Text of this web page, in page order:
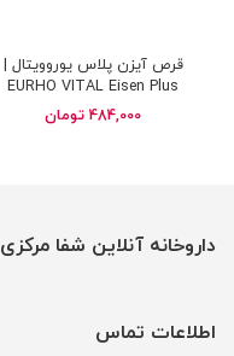
قرص آیزن پلاس یوروویتال |
EURHO VITAL Eisen Plus
484,000 تومان
داروخانه آنلاین شفا مرکزی
اطلاعات تماس